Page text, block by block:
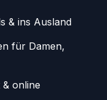
& ins Ausland
für Damen,
online